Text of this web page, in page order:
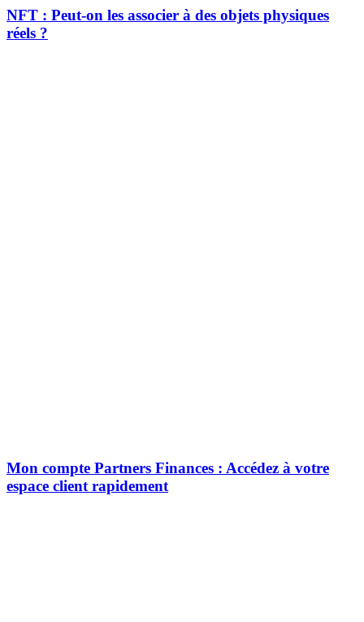
NFT : Peut-on les associer à des objets physiques
réels ?
Mon compte Partners Finances : Accédez à votre
espace client rapidement